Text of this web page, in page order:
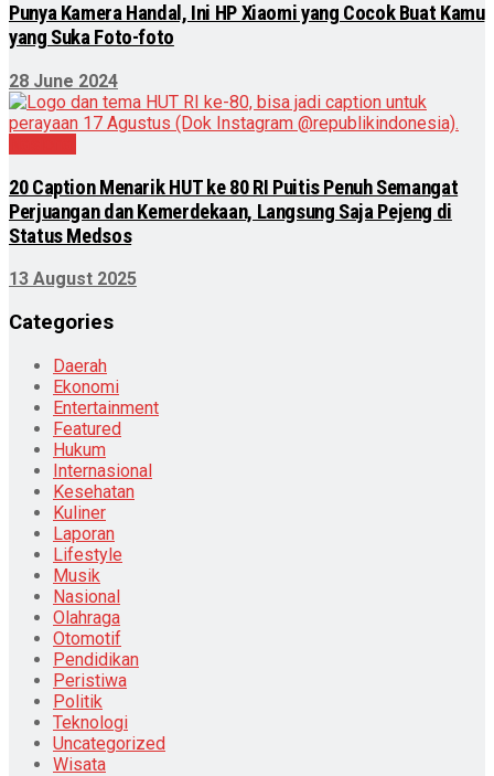
Punya Kamera Handal, Ini HP Xiaomi yang Cocok Buat Kamu
yang Suka Foto-foto
28 June 2024
20 Caption Menarik HUT ke 80 RI Puitis Penuh Semangat
Perjuangan dan Kemerdekaan, Langsung Saja Pejeng di
Status Medsos
13 August 2025
Categories
Daerah
Ekonomi
Entertainment
Featured
Hukum
Internasional
Kesehatan
Kuliner
Laporan
Lifestyle
Musik
Nasional
Olahraga
Otomotif
Pendidikan
Peristiwa
Politik
Teknologi
Uncategorized
Wisata